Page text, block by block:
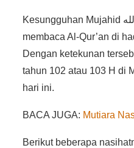
Kesungguhan Mujahid رحمه الله dalam menuntut ilmu menjadi inspirasi sepanjang zaman. Diriwayatkan bahwa beliau
membaca Al-Qur’an di
Dengan ketekunan
tahun 102 atau 103 H di
hari ini.
BACA JUGA: Mutiara
Berikut beberapa